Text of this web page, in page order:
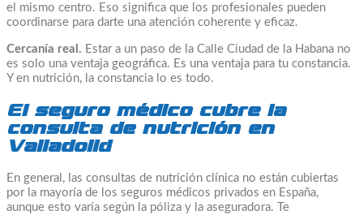
el mismo centro. Eso significa que los profesionales pueden
coordinarse para darte una atención coherente y eficaz.
Cercanía real. Estar a un paso de la Calle Ciudad de la Habana no
es solo una ventaja geográfica. Es una ventaja para tu constancia.
Y en nutrición, la constancia lo es todo.
El seguro médico cubre la
consulta de nutrición en
Valladolid
En general, las consultas de nutrición clínica no están cubiertas
por la mayoría de los seguros médicos privados en España,
aunque esto varía según la póliza y la aseguradora. Te